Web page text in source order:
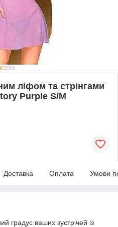
ліфом та стрінгами
Purple S/M
Доставка Оплата Умови
градус ваших зустрічей із